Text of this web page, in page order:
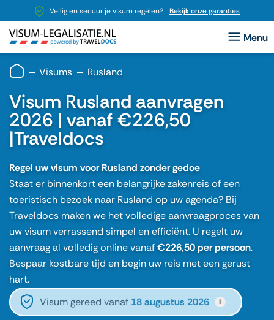
Veilig en secuur je visum regelen? Bekijk onze garanties
Visums Rusland
Visum Rusland aanvragen
2026 | vanaf €226,50
|Traveldocs
Regel uw visum voor Rusland zonder gedoe
Staat er binnenkort een belangrijke zakenreis of een
toeristisch bezoek naar Rusland op uw agenda? Bij
Traveldocs maken we het volledige aanvraagproces van
uw visum verrassend simpel en efficiënt. U regelt uw
aanvraag al volledig online vanaf€226,50 per persoon.
Bespaar kostbare tijd en begin uw reis met een gerust
hart.
Visum gereed vanaf 18 augustus 2026 i